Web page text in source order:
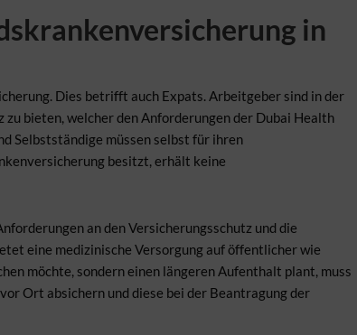
in
Dies betrifft auch Expats. Arbeitgeber sind in der
bieten, welcher den Anforderungen der Dubai Health
Selbstständige müssen selbst für ihren
besitzt, erhält keine
an den Versicherungsschutz und die
eine medizinische Versorgung auf öffentlicher wie
möchte, sondern einen längeren Aufenthalt plant, muss
Ort absichern und diese bei der Beantragung der